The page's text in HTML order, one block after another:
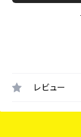
レビュー